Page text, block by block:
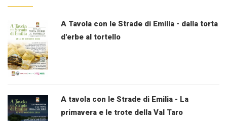
A Tavola con le Strade di Emilia - dalla torta
d'erbe al tortello
A tavola con le Strade di Emilia - La
primavera e le trote della Val Taro